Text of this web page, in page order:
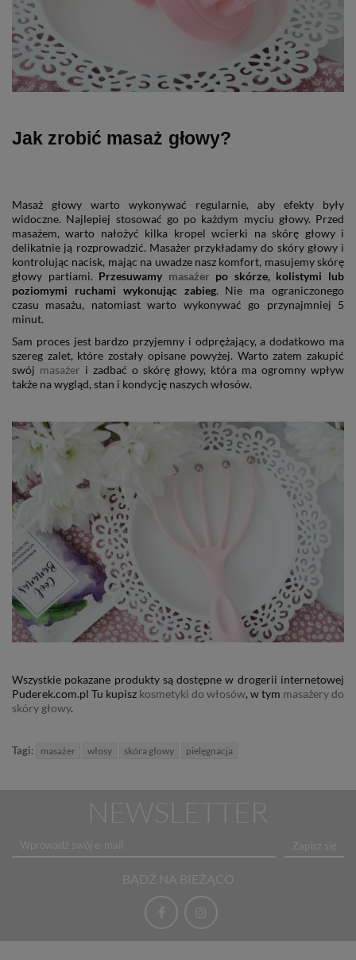
Jak zrobić masaż głowy?
Masaż głowy warto wykonywać regularnie, aby efekty były
widoczne. Najlepiej stosować go po każdym myciu głowy. Przed
masażem, warto nałożyć kilka kropel wcierki na skórę głowy i
delikatnie ją rozprowadzić. Masażer przykładamy do skóry głowy i
kontrolując nacisk, mając na uwadze nasz komfort, masujemy skórę
głowy partiami. Przesuwamy masażerpo skórze, kolistymi lub
poziomymi ruchami wykonując zabieg. Nie ma ograniczonego
czasu masażu, natomiast warto wykonywać go przynajmniej 5
minut.
Sam proces jest bardzo przyjemny i odprężający, a dodatkowo ma
szereg zalet, które zostały opisane powyżej. Warto zatem zakupić
swój masażer i zadbać o skórę głowy, która ma ogromny wpływ
także na wygląd, stan i kondycję naszych włosów.
Wszystkie pokazane produkty są dostępne w drogerii internetowej
Puderek.com.pl Tu kupisz kosmetyki do włosów, w tym masażery do
skóry głowy.
Tagi: masażer włosy skóra głowy pielęgnacja
NEWSLETTER
Zapisz się
BĄDŹ NA BIEŻĄCO